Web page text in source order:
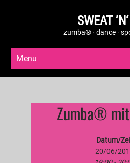
SWEAT
zumba® · dance ·
Menu
Zumba®
Datum/
20/06/